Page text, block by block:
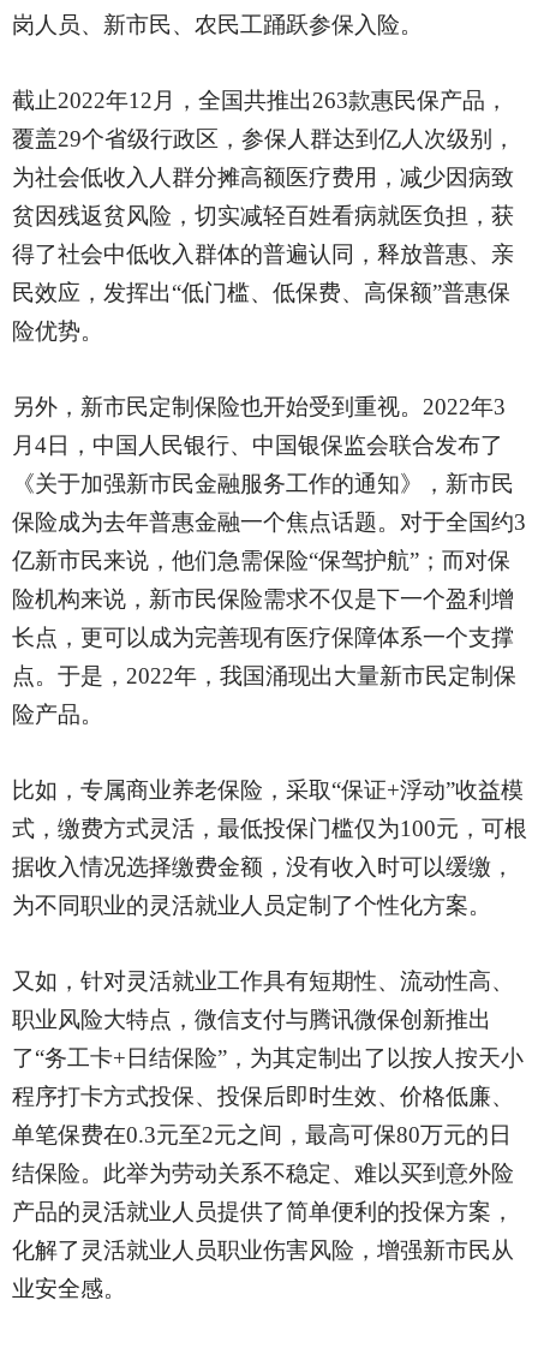
岗人员、新市民、农民工踊跃参保入险。
截止2022年12月，全国共推出263款惠民保产品，
覆盖29个省级行政区，参保人群达到亿人次级别，
为社会低收入人群分摊高额医疗费用，减少因病致
贫因残返贫风险，切实减轻百姓看病就医负担，获
得了社会中低收入群体的普遍认同，释放普惠、亲
民效应，发挥出“低门槛、低保费、高保额”普惠保
险优势。
另外，新市民定制保险也开始受到重视。 2022年3
月4日，中国人民银行、中国银保监会联合发布了
《关于加强新市民金融服务工作的通知》，新市民
保险成为去年普惠金融一个焦点话题。对于全国约3
亿新市民来说，他们急需保险“保驾护航”；而对保
险机构来说，新市民保险需求不仅是下一个盈利增
长点，更可以成为完善现有医疗保障体系一个支撑
点。于是，2022年，我国涌现出大量新市民定制保
险产品。
比如，专属商业养老保险，采取“保证+浮动”收益模
式，缴费方式灵活，最低投保门槛仅为100元，可根
据收入情况选择缴费金额，没有收入时可以缓缴，
为不同职业的灵活就业人员定制了个性化方案。
又如，针对灵活就业工作具有短期性、流动性高、
职业风险大特点，微信支付与腾讯微保创新推出
了“务工卡+日结保险”，为其定制出了以按人按天小
程序打卡方式投保、投保后即时生效、价格低廉、
单笔保费在0.3元至2元之间，最高可保80万元的日
结保险。此举为劳动关系不稳定、难以买到意外险
产品的灵活就业人员提供了简单便利的投保方案，
化解了灵活就业人员职业伤害风险，增强新市民从
业安全感。